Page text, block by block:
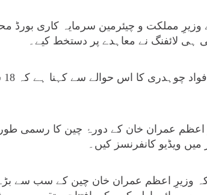
وزیرِ مملکت و چیئرمین سرمایہ کاری
ہی لائفنگ نے معاہدے پر دستخط کیے۔
اعظم عمران خان کے دورۂ چین کا رسمی
وزیرِ اعظم عمران خان چین کے سب سے بڑے